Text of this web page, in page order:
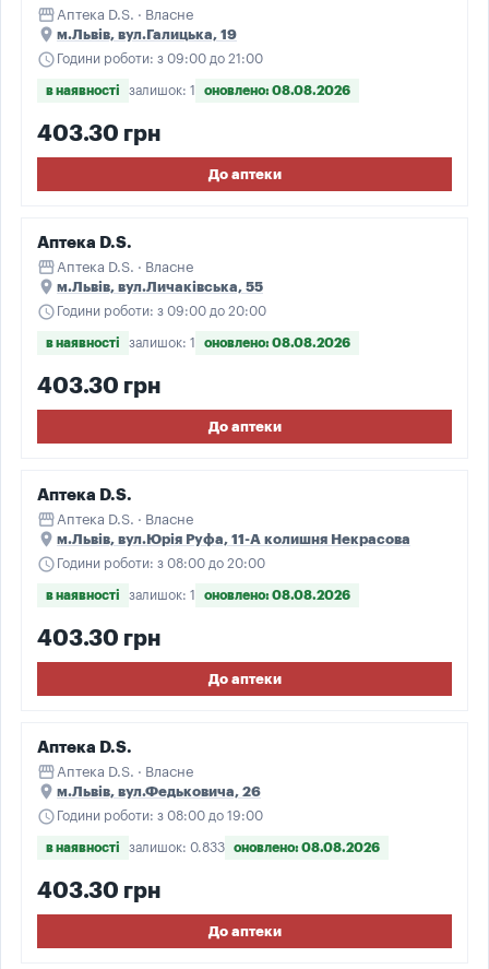
storefront Аптека D.S. · Власне
place м.Львів, вул.Галицька, 19
schedule Години роботи: з 09:00 до 21:00
в наявності залишок: 1 оновлено: 08.08.2026
403.30 грн
До аптеки
Аптека D.S.
storefront Аптека D.S. · Власне
place м.Львів, вул.Личаківська, 55
schedule Години роботи: з 09:00 до 20:00
в наявності залишок: 1 оновлено: 08.08.2026
403.30 грн
До аптеки
Аптека D.S.
storefront Аптека D.S. · Власне
place м.Львів, вул.Юрія Руфа, 11-А колишня Некрасова
schedule Години роботи: з 08:00 до 20:00
в наявності залишок: 1 оновлено: 08.08.2026
403.30 грн
До аптеки
Аптека D.S.
storefront Аптека D.S. · Власне
place м.Львів, вул.Федьковича, 26
schedule Години роботи: з 08:00 до 19:00
в наявності залишок: 0.833 оновлено: 08.08.2026
403.30 грн
До аптеки